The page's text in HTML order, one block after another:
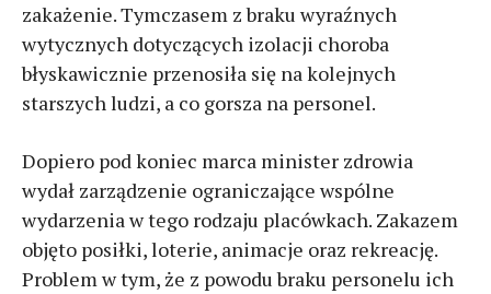
zakażenie. Tymczasem z braku wyraźnych
wytycznych dotyczących izolacji choroba
błyskawicznie przenosiła się na kolejnych
starszych ludzi, a co gorsza na personel.
Dopiero pod koniec marca minister zdrowia
wydał zarządzenie ograniczające wspólne
wydarzenia w tego rodzaju placówkach. Zakazem
objęto posiłki, loterie, animacje oraz rekreację.
Problem w tym, że z powodu braku personelu ich